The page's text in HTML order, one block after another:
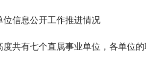
信息公开工作推进情况
共有七个直属事业单位，各单位